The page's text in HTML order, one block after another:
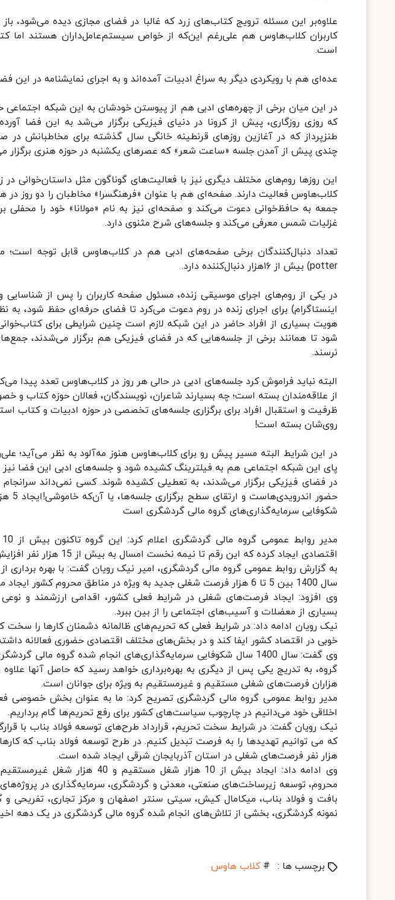
علاوه‌بر این مسئله ترویج کتاب‌های زرد که غالبا در فضای مجازی دیده می‌شود،
کاربران کلاب‌هاوس هم علی‌رغم این‌که از خواص سیستم‌عامل‌داران هستند اما
است.
عده‌ای هم با رویکردی دیگر به سراغ ادبیات آمده‌اند و به اجرای نمایشنامه در این
در این میان برخی از چهره‌های ادبی هم از پیوستن خودشان به این شبکه
که روزی روزگاری، پیش از کرونا در دنیای فیزیکی برگزار می‌شد به این فضا
طنزپرداز که در آغازین روزهای قرنطینه خانگی سال گذشته برای مخاطبانش
چندی پیش از آمدن جلسه «ساعت شعر» که عصرهای یکشنبه در حوزه هنری برگزار
این روزها روم‌های مختلف دیگری نیز با فعالیت‌های گوناگون مثل داستان‌خوانی
کلاب‌هاوس فعالیت دارند. صفحه‌ای هم با عنوان «فرهنگسرا» مخاطبان را دو روز در
جمعه به حافظ‌خوانی دعوت می‌کند و صفحه‌ای نیز به نام «مولانا» خود را محفلی
غزلیات شمس معرفی می‌کند و جلسه‌های شرح مثنوی دارد.
potter) بیش از ۱۶هزار دنبال‌کننده دارد.
در یکی از روم‌های اجرای موسیقی زنده، مسئول صفحه کاربران را پس از شناسایی
اینستاگرام) برای اجرای زنده در روم دعوت می‌کرد تا فضای حرفه‌ای حفظ شود، به
هویت بسیاری از افراد حاضر در این شبکه لازم است چنین شرایطی برای
شود تا همانند برخی از جلسه‌هایی که در فضای فیزیکی هم برگزار می‌شدند،
نرسند.
البته نباید فراموش کرد جلسه‌های ادبی در حالی هر روز در کلاب‌هاوس تعدد پیدا
از علاقه‌مندان بسته است؛ چه بسیارند شاعران، نویسندگان، فعالان حوزه کتاب و
ظرفیت و استقبال افراد برای برگزاری جلسه‌های تخصصی در حوزه ادبیات و کتاب
روی‌شان بسته است!
در این شرایط البته مسیر پیش رو برای کلاب‌هاوس هنوز مه‌آلود به نظر می‌آید؛
پای این شبکه اجتماعی هم به فیلترینگ کشیده شود و جلسه‌های ادبی این فضا
در فضای فیزیکی برگزار می‌شدند، به تعطیلی کشیده شوند. کسی نمی‌داند
شکوفایی سرمایه‌گذاری‌های گروه مالی گردشگری است
اقتصادی ایجاد کرده که این رقم تا نیمه نخست امسال به بیش از 15 هزار نفر افزایش می‌یابد.
به گزارش روابط عمومی گروه مالی گردشگری، امیر نیک رویان گفت: با بهره برداری
سال 1400 بین 5 تا 6 هزار فرصت شغلی جدید به ویژه در مناطق محروم کشور ایجاد می شود.
وی افزود: ایجاد فرصت‌های شغلی در شرایط فعلی کشور، اقدامی ارزشمند و
بسیاری از معضلات و آسیب‌های اجتماعی را از بین ببرد.
نیک رویان ادامه داد: در شرایط فعلی که تحریم‌های ظالمانه دشمنان کارها را
خوبی در اقتصاد کشور ایفا کند و در بخش‌های مختلف اقتصادی حضوری فعالانه
وی گفت: سال 1400 سال شکوفایی سرمایه‌گذاری‌های انجام شده گروه
گروه، به تدریج یکی پس از دیگری به بهره‌برداری خواهد رسید که حاصل آنها علاوه
هزاران فرصت‌های شغلی مستقیم و غیرمستقیم به ویژه برای جوانان است.
مدیر روابط عمومی گروه مالی گردشگری تصریح کرد: ما به عنوان بخش خصوصی
اخلاقی خود می‌دانیم در چارچوب سیاست‌های کشور برای رفع تحریم‌ها گام برداریم.
نیک رویان گفت: در شرایط سخت تحریم، قرارداد طرح‌های توسعه فولاد بناب با
هزار نفر فرصت‌های شغلی در استان آذربایجان شرقی ایجاد شده است.
وی ادامه داد: ایجاد بیش از 10 هزار
محروم، توسعه زیرساخت‌های صنعتی، معدنی و گردشگری، سرمایه‌گذاری در
بافت و فولاد بناب، میکامال کیش، سیتی سنتر اصفهان و مرکز تجاری، تفریحی
نمونه گردشگری، بخشی از تلاش‌های انجام شده گروه مالی گردشگری در یک دهه
برچسب ها : # کلاب‌ هاوس